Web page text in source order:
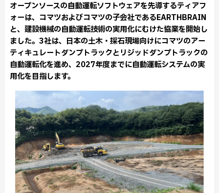
オープンソースの自動運転ソフトウェアを先導するティアフ
ォーは、コマツおよびコマツの子会社であるEARTHBRAIN
と、建設機械の自動運転技術の実用化にむけた協業を開始し
ました。3社は、日本の土木・採石現場向けにコマツのアー
ティキュレートダンプトラックとリジッドダンプトラックの
自動運転化を進め、2027年度までに自動運転システムの実
用化を目指します。